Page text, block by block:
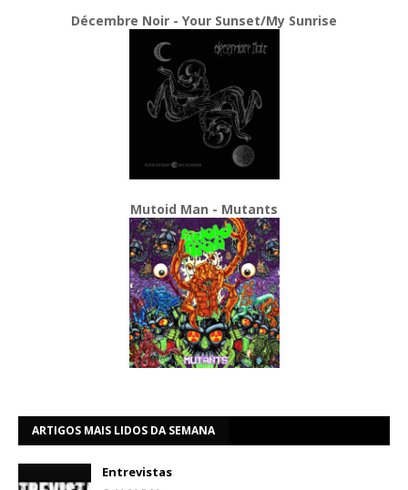
Décembre Noir - Your Sunset/My Sunrise
Mutoid Man - Mutants
ARTIGOS MAIS LIDOS DA SEMANA
Entrevistas